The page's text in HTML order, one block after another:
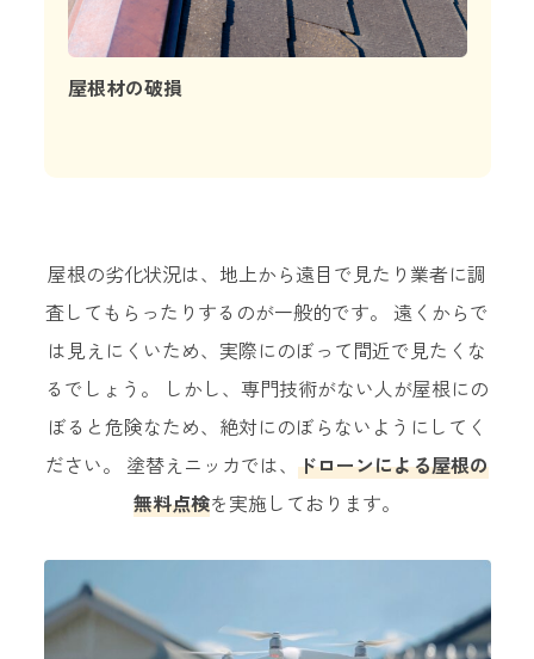
屋根材の破損
屋根の劣化状況は、地上から遠目で見たり業者に調
査してもらったりするのが一般的です。 遠くからで
は見えにくいため、実際にのぼって間近で見たくな
るでしょう。
しかし、専門技術がない人が屋根にの
ぼると危険なため、絶対にのぼらないようにしてく
ださい。 塗替えニッカでは、 ドローンによる屋根の
無料点検を実施しております。